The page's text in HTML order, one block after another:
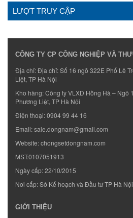
LƯỢT TRUY CẬP
CÔNG TY CP CÔNG NGHIỆP VÀ
Địa chỉ: Địa chỉ: Số 16 ngõ 322E Phố Lê
Liệt, TP Hà Nội
Kho hàng: Công ty VLXD Hồng Hà – Ngõ
Phương Liệt, TP Hà Nội
Điện thoại:0904 99 44 16
Email:sale.dongnam@gmail.com
Website:chongsetdongnam.com
MST:0107051913
Ngày cấp: 22/10/2015
Nơi cấp: Sở Kế hoạch và Đầu tư TP Hà Nội
GIỚI THIỆU